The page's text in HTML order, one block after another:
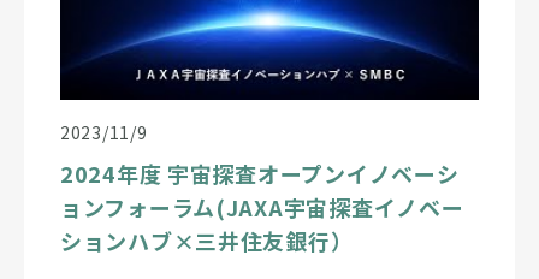
2023/11/9
2024年度 宇宙探査オープンイノベーシ
ョンフォーラム(JAXA宇宙探査イノベー
ションハブ×三井住友銀行）